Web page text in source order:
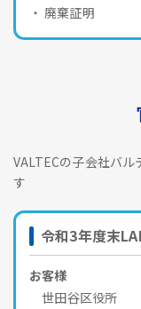
廃棄証明
VALTECの子会社バ
す
令和3年度末
お客様
世田谷区役所